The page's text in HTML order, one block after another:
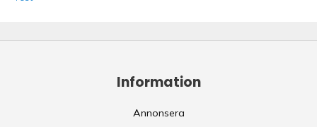
Information
Annonsera